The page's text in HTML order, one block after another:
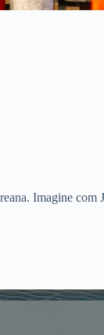
Imagine com